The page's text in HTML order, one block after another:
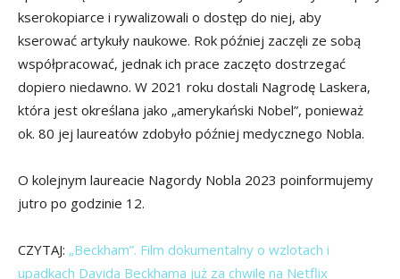
kserokopiarce i rywalizowali o dostęp do niej, aby
kserować artykuły naukowe. Rok później zaczęli ze sobą
współpracować, jednak ich prace zaczęto dostrzegać
dopiero niedawno. W 2021 roku dostali Nagrodę Laskera,
która jest określana jako „amerykański Nobel”, ponieważ
ok. 80 jej laureatów zdobyło później medycznego Nobla.
O kolejnym laureacie Nagordy Nobla 2023 poinformujemy
jutro po godzinie 12.
CZYTAJ: „Beckham”. Film dokumentalny o wzlotach i
upadkach Davida Beckhama już za chwilę na Netflix